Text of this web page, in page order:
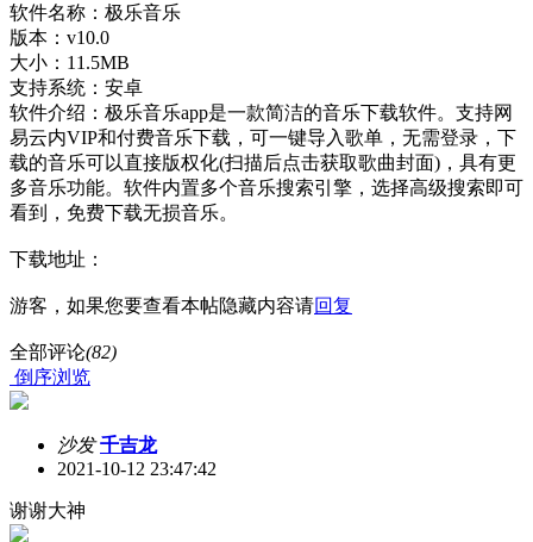
软件名称：极乐音乐
版本：v10.0
大小：11.5MB
支持系统：安卓
软件介绍：极乐音乐app是一款简洁的音乐下载软件。支持网
易云内VIP和付费音乐下载，可一键导入歌单，无需登录，下
载的音乐可以直接版权化(扫描后点击获取歌曲封面)，具有更
多音乐功能。软件内置多个音乐搜索引擎，选择高级搜索即可
看到，免费下载无损音乐。
下载地址：
游客，如果您要查看本帖隐藏内容请回复
全部评论(82)
倒序浏览
沙发 千吉龙
2021-10-12 23:47:42
谢谢大神